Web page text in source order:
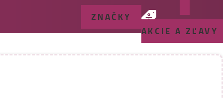
ZNAČKY
AKCIE A ZĽAVY